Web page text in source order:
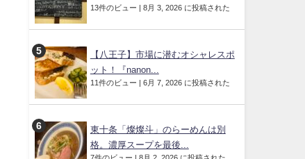
13件のビュー | 8月 3, 2026 に投稿された
【八王子】市場に潜むオシャレスポ
ット！『nanon...
11件のビュー | 6月 7, 2026 に投稿された
東十条「燦燦斗」のらーめんは別
格。濃厚スープを最後...